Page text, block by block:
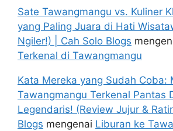
Sate Tawangmangu vs. Kuliner
yang Paling Juara di Hati
Ngiler!) | Cah Solo Blogs
Terkenal di Tawangmangu
Kata Mereka yang Sudah Coba:
Tawangmangu Terkenal Pantas
Legendaris! (Review Jujur &
Blogs mengenai Liburan ke